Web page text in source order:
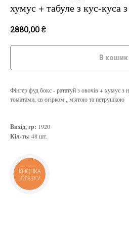
хумус + табуле з кус-куса
2880,00 ₴
В кошик
Фінгер фуд бокс - рататуй з овочів + хумус з
томатами, св огірком , м'ятою та петрушкою
Вихід, гр: 1920
Кіл-ть: 48 шт.
КНОПКА
ЗВ'ЯЗКУ